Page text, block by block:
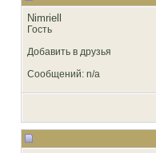
Nimriell
Гость
Добавить в друзья
Сообщений: n/a